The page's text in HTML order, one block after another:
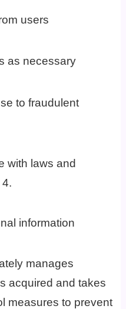
users
as necessary
to fraudulent
with laws and
information
manages
acquired and takes
measures to prevent